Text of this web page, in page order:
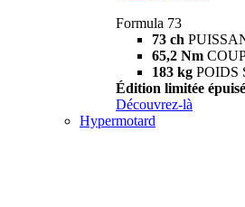
Formula 73
73 ch
65,2 Nm
183 kg POIDS
Édition limitée
Découvrez-là
Hypermotard